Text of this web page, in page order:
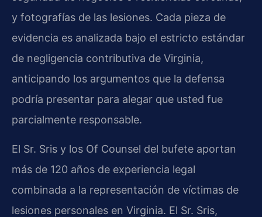
y fotografías de las lesiones. Cada pieza de
evidencia es analizada bajo el estricto estándar
de negligencia contributiva de Virginia,
anticipando los argumentos que la defensa
podría presentar para alegar que usted fue
parcialmente responsable.
El Sr. Sris y los Of Counsel del bufete aportan
más de 120 años de experiencia legal
combinada a la representación de víctimas de
lesiones personales en Virginia. El Sr. Sris,